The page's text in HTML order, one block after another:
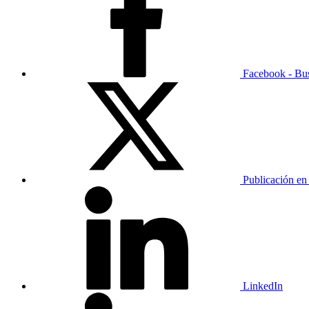
Facebook -
Publicación
LinkedIn